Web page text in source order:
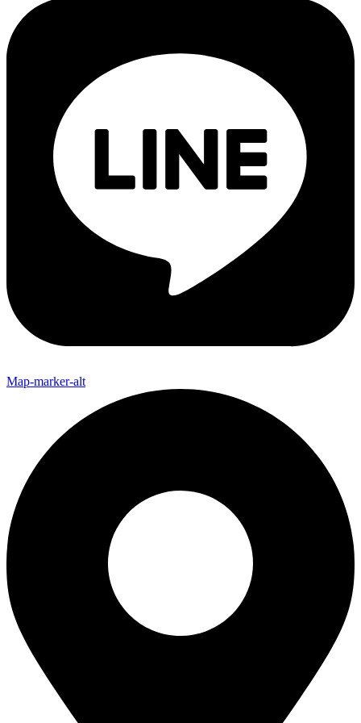
Map-marker-alt